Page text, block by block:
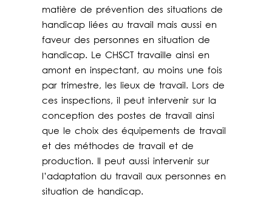
matière de prévention des situations de
handicap liées au travail mais aussi en
faveur des personnes en situation de
handicap. Le CHSCT travaille ainsi en
amont en inspectant, au moins une fois
par trimestre, les lieux de travail. Lors de
ces inspections, il peut intervenir sur la
conception des postes de travail ainsi
que le choix des équipements de travail
et des méthodes de travail et de
production. Il peut aussi intervenir sur
l’adaptation du travail aux personnes en
situation de handicap.